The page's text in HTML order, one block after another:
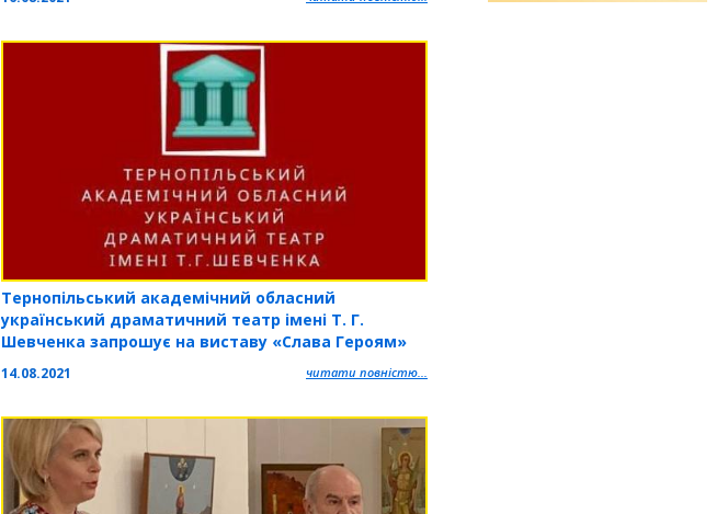
Тернопільський академічний обласний
український драматичний театр імені Т. Г.
Шевченка запрошує на виставу «Слава Героям»
14.08.2021 читати повністю...